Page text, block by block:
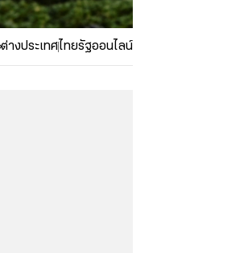
ต่างประเทศไทยรัฐออนไลน์